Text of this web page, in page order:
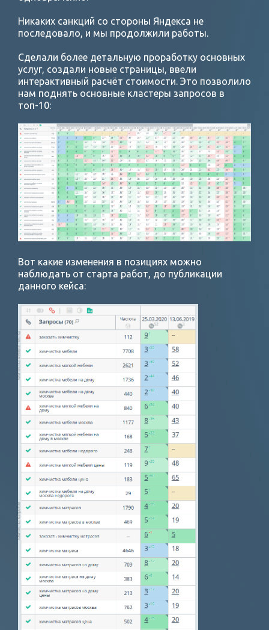
Никаких санкций со стороны Яндекса не
последовало, и мы продолжили работы.
Сделали более детальную проработку основных
услуг, создали новые страницы, ввели
интерактивный расчёт стоимости. Это позволило
нам поднять основные кластеры запросов в
топ-10:
Вот какие изменения в позициях можно
наблюдать от старта работ, до публикации
данного кейса: